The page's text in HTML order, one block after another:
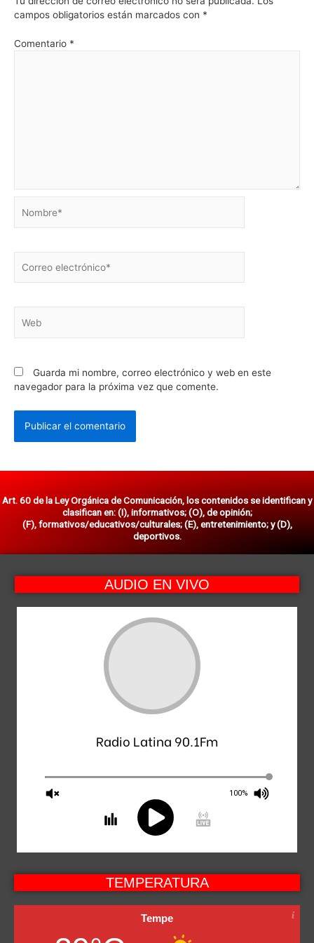
campos obligatorios están marcados con *
Comentario *
electrónico*
Guarda mi nombre, correo electrónico y web en este
navegador para la próxima vez que comente.
Art. 60 de la Ley Orgánica de Comunicación, los contenidos se identifican y
clasifican en: (I), informativos; (O), de opinión;
(F), formativos/educativos/culturales; (E), entretenimiento; y (D),
deportivos.
AUDIO EN VIVO
Radio Latina 90.1Fm
100%
TEMPERATURA
Tempe